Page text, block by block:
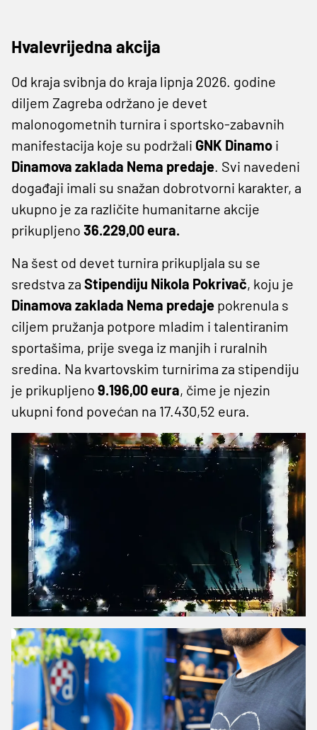
Hvalevrijedna akcija
Od kraja svibnja do kraja lipnja 2026. godine
diljem Zagreba održano je devet
malonogometnih turnira i sportsko-zabavnih
manifestacija koje su podržali GNK Dinamo i
Dinamova zaklada Nema predaje. Svi navedeni
događaji imali su snažan dobrotvorni karakter, a
ukupno je za različite humanitarne akcije
prikupljeno 36.229,00 eura.
Na šest od devet turnira prikupljala su se
sredstva za Stipendiju Nikola Pokrivač, koju je
Dinamova zaklada Nema predaje pokrenula s
ciljem pružanja potpore mladim i talentiranim
sportašima, prije svega iz manjih i ruralnih
sredina. Na kvartovskim turnirima za stipendiju
je prikupljeno 9.196,00 eura, čime je njezin
ukupni fond povećan na 17.430,52 eura.